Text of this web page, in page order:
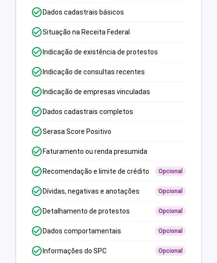
Dados cadastrais básicos
Situação na Receita Federal
Indicação de existência de protestos
Indicação de consultas recentes
Indicação de empresas vinculadas
Dados cadastrais completos
Serasa Score Positivo
Faturamento ou renda presumida
Recomendação e limite de crédito Opcional
Dívidas, negativas e anotações Opcional
Detalhamento de protestos Opcional
Dados comportamentais Opcional
Informações do SPC Opcional